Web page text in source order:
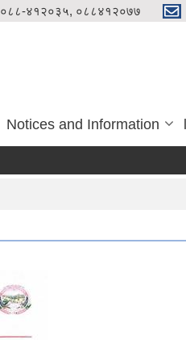
०८८-४१२०३५, ०८८४१२०७७
Notices and Information